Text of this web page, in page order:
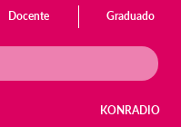
Docente Graduado
KONRADIO